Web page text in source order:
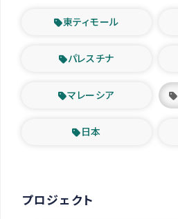
東ティモール
パレスチナ
マレーシア
日本
プロジェクト